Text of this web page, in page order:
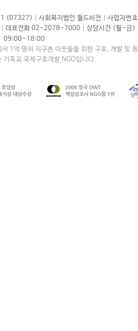
1 (07327) 사회복지법인 월드비전
사업자번호
대표전화 02-2078-7000
상담시간 (월~금)
09:00~18:00
1억 명의 지구촌 이웃들을 위한 구호, 개발 및 옹
기독교 국제구호개발 NGO입니다.